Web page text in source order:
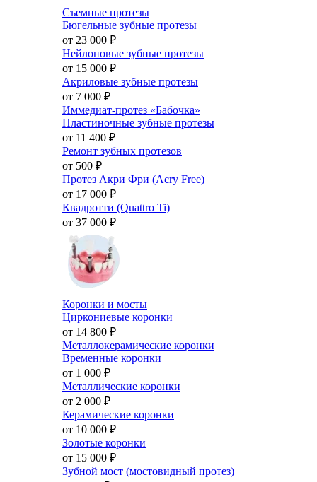
Съемные протезы
Бюгельные зубные протезы
от 23 000 ₽
Нейлоновые зубные протезы
от 15 000 ₽
Акриловые зубные протезы
от 7 000 ₽
Иммедиат-протез «Бабочка»
Пластиночные зубные протезы
от 11 400 ₽
Ремонт зубных протезов
от 500 ₽
Протез Акри Фри (Acry Free)
от 17 000 ₽
Квадротти (Quattro Ti)
от 37 000 ₽
Коронки и мосты
Циркониевые коронки
от 14 800 ₽
Металлокерамические коронки
Временные коронки
от 1 000 ₽
Металлические коронки
от 2 000 ₽
Керамические коронки
от 10 000 ₽
Золотые коронки
от 15 000 ₽
Зубной мост (мостовидный протез)